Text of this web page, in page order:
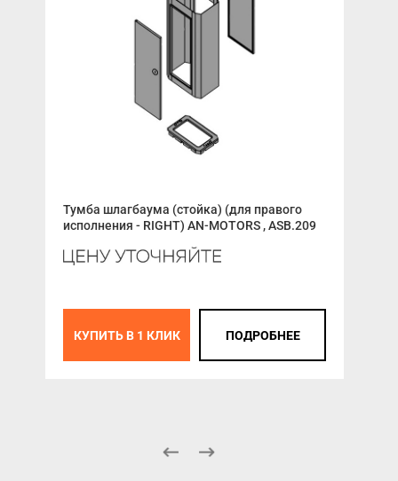
Тумба шлагбаума (стойка) (для правого
исполнения - RIGHT) AN-MOTORS , ASB.209
КУПИТЬ В 1 КЛИК ПОДРОБНЕЕ